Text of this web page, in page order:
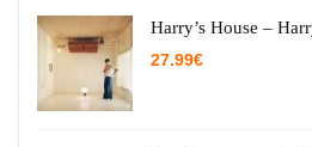
Harry’s House –
27.99€